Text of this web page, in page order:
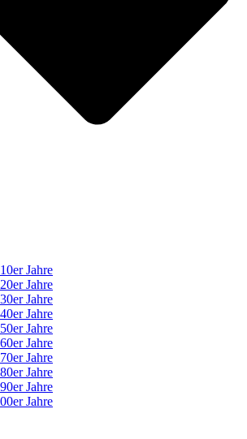
Jahre
Jahre
Jahre
Jahre
Jahre
Jahre
Jahre
Jahre
Jahre
Jahre